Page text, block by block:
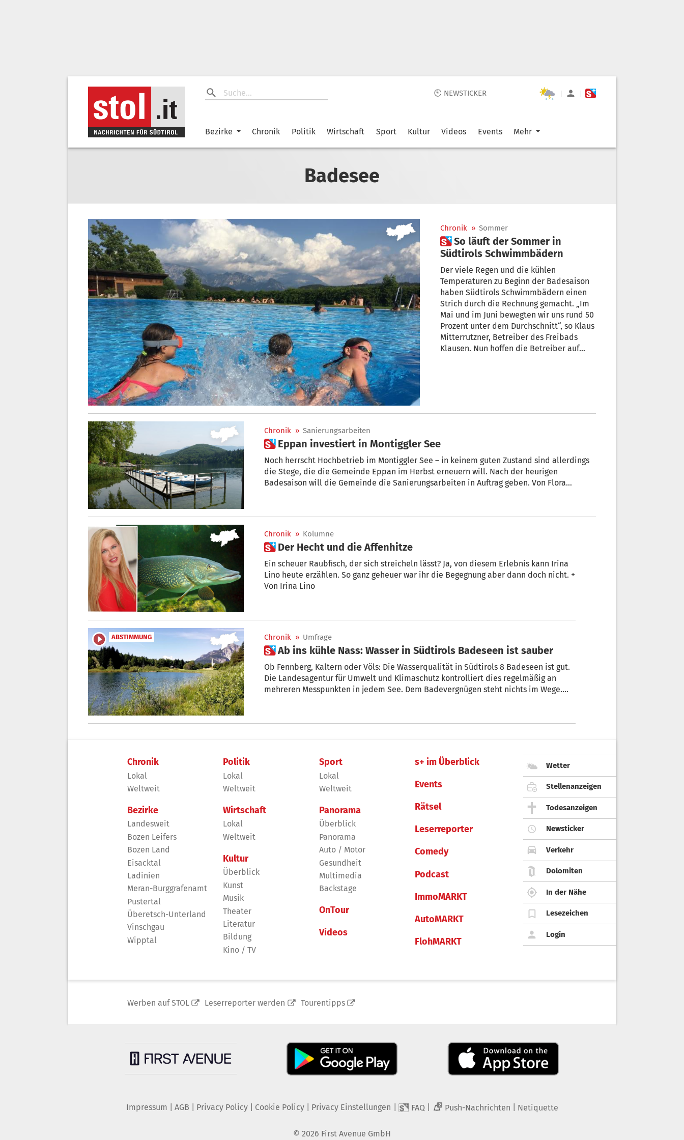
🕙 NEWSTICKER | |
Bezirke Chronik Politik Wirtschaft Sport Kultur Videos Events Mehr
Badesee
Chronik » Sommer
 So läuft der Sommer in
Südtirols Schwimmbädern
Der viele Regen und die kühlen
Temperaturen zu Beginn der Badesaison
haben Südtirols Schwimmbädern einen
Strich durch die Rechnung gemacht. „Im
Mai und im Juni bewegten wir uns rund 50
Prozent unter dem Durchschnitt“, so Klaus
Mitterrutzner, Betreiber des Freibads
Klausen. Nun hoffen die Betreiber auf
Chronik » Sanierungsarbeiten
 Eppan investiert in Montiggler See
Noch herrscht Hochbetrieb im Montiggler See – in keinem guten Zustand sind allerdings
die Stege, die die Gemeinde Eppan im Herbst erneuern will. Nach der heurigen
Badesaison will die Gemeinde die Sanierungsarbeiten in Auftrag geben. Von Flora
Chronik » Kolumne
 Der Hecht und die Affenhitze
Ein scheuer Raubfisch, der sich streicheln lässt? Ja, von diesem Erlebnis kann Irina
Lino heute erzählen. So ganz geheuer war ihr die Begegnung aber dann doch nicht. +
Von Irina Lino
ABSTIMMUNG Chronik » Umfrage
 Ab ins kühle Nass: Wasser in Südtirols Badeseen ist sauber
Ob Fennberg, Kaltern oder Völs: Die Wasserqualität in Südtirols 8 Badeseen ist gut.
Die Landesagentur für Umwelt und Klimaschutz kontrolliert dies regelmäßig an
mehreren Messpunkten in jedem See. Dem Badevergnügen steht nichts im Wege.
Chronik
Lokal
Weltweit
Bezirke
Landesweit
Bozen Leifers
Bozen Land
Eisacktal
Ladinien
Meran-Burggrafenamt
Pustertal
Überetsch-Unterland
Vinschgau
Wipptal
Politik
Lokal
Weltweit
Wirtschaft
Lokal
Weltweit
Kultur
Überblick
Kunst
Musik
Theater
Literatur
Bildung
Kino / TV
Sport
Lokal
Weltweit
Panorama
Überblick
Panorama
Auto / Motor
Gesundheit
Multimedia
Backstage
OnTour
Videos
s+ im Überblick
Events
Rätsel
Leserreporter
Comedy
Podcast
ImmoMARKT
AutoMARKT
FlohMARKT
Wetter
Stellenanzeigen
Todesanzeigen
Newsticker
Verkehr
Dolomiten
In der Nähe
Lesezeichen
Login
Werben auf STOL Leserreporter werden Tourentipps
Impressum AGB Privacy Policy| Cookie Policy| Privacy Einstellungen FAQ 2 Push-Nachrichten Netiquette
© 2026 First Avenue GmbH